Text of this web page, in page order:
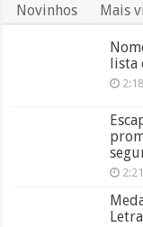
Novinhos Mais
lista